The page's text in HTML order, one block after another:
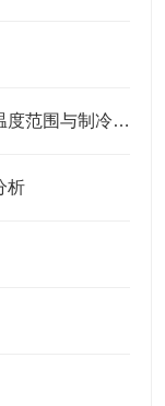
如何选择合适的低温反应浴：容量、温度范围与制冷方式
析